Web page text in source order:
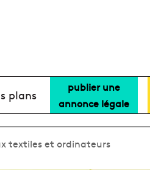
plans
publier une
annonce légale
textiles et ordinateurs